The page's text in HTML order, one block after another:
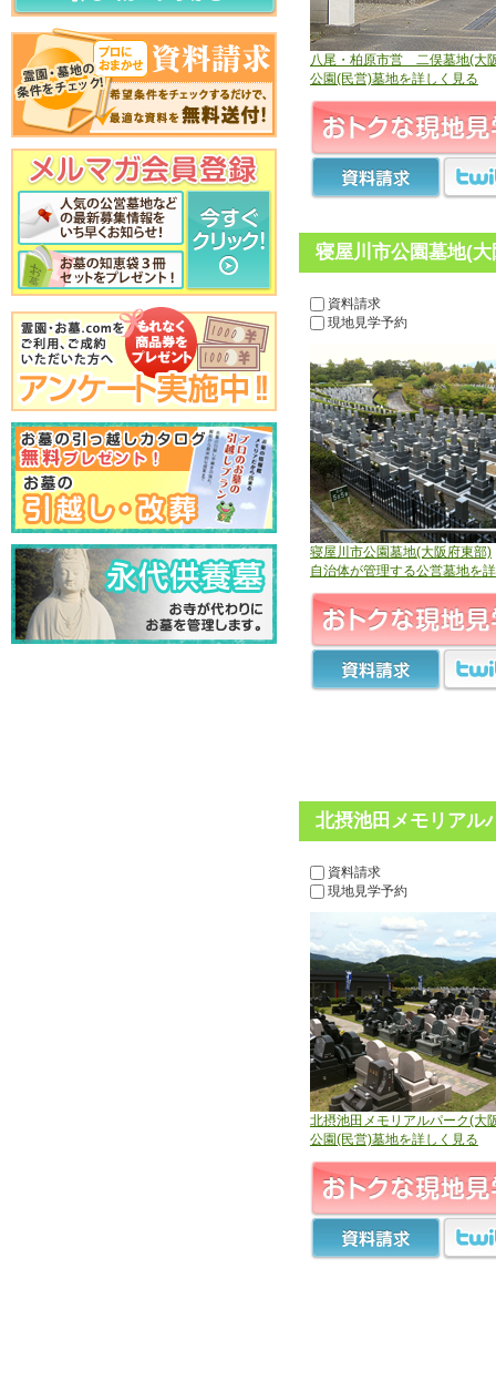
八尾・柏原市営 二俣墓地(大
公園(民営)墓地を詳しく見る
寝屋川市公園墓地(
資料請求
現地見学予約
寝屋川市公園墓地(大阪府東部)
自治体が管理する公営墓地を
北摂池田メモリアル
資料請求
現地見学予約
北摂池田メモリアルパーク(大
公園(民営)墓地を詳しく見る